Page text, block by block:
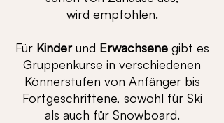
wird empfohlen.
Für Kinderund Erwachsene gibt es
Gruppenkurse in verschiedenen
Könnerstufen von Anfänger bis
Fortgeschrittene, sowohl für Ski
als auch für Snowboard.